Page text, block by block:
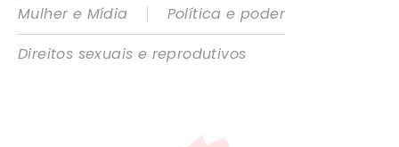
Mulher e Mídia
|
Política e poder
Direitos sexuais e reprodutivos